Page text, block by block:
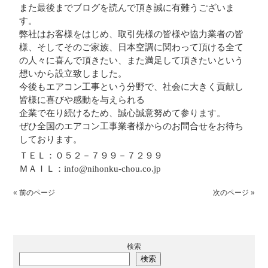
また最後までブログを読んで頂き誠に有難うございま
す。
弊社はお客様をはじめ、取引先様の皆様や協力業者の皆
様、そしてそのご家族、日本空調に関わって頂ける全て
の人々に喜んで頂きたい、また満足して頂きたいという
想いから設立致しました。
今後もエアコン工事という分野で、社会に大きく貢献し
皆様に喜びや感動を与えられる
企業で在り続けるため、誠心誠意努めて参ります。
ぜひ全国のエアコン工事業者様からのお問合せをお待ち
しております。
ＴＥＬ：０５２－７９９－７２９９
ＭＡＩＬ：info@nihonku-chou.co.jp
« 前のページ 次のページ »
検索
検索